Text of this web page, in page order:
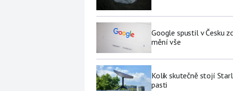
Google spustil v Česku
mění vše
Kolik skutečně stojí
pasti